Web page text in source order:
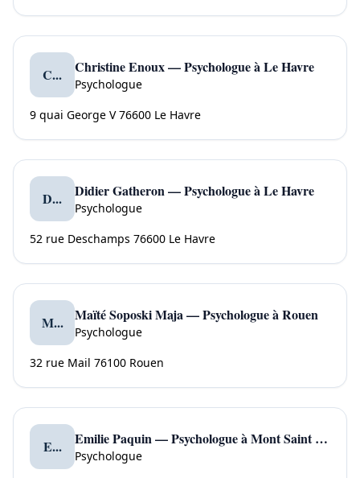
C... Christine Enoux — Psychologue à Le Havre
Psychologue
9 quai George V 76600 Le Havre
D... Didier Gatheron — Psychologue à Le Havre
Psychologue
52 rue Deschamps 76600 Le Havre
M... Maïté Soposki Maja — Psychologue à Rouen
Psychologue
32 rue Mail 76100 Rouen
E... Emilie Paquin — Psychologue à Mont Saint Aignan
Psychologue